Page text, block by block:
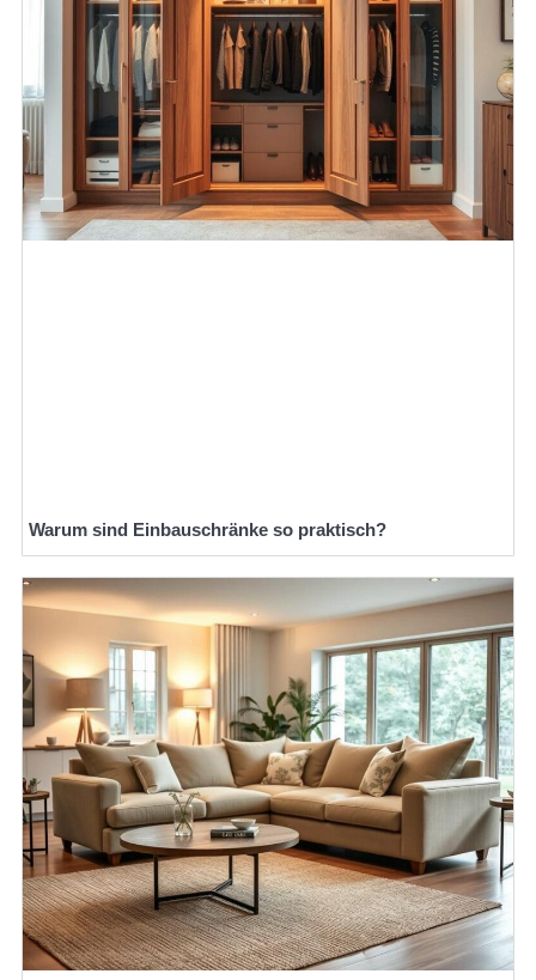
Warum sind Einbauschränke so praktisch?